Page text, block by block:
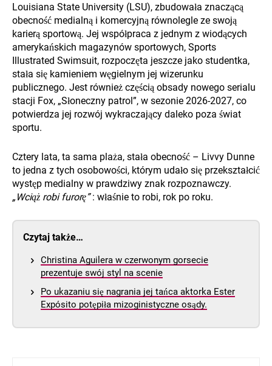
Louisiana State University (LSU), zbudowała znaczącą
obecność medialną i komercyjną równolegle ze swoją
karierą sportową. Jej współpraca z jednym z wiodących
amerykańskich magazynów sportowych, Sports
Illustrated Swimsuit, rozpoczęta jeszcze jako studentka,
stała się kamieniem węgielnym jej wizerunku
publicznego. Jest również częścią obsady nowego serialu
stacji Fox, „Słoneczny patrol”, w sezonie 2026-2027, co
potwierdza jej rozwój wykraczający daleko poza świat
sportu.
Cztery lata, ta sama plaża, stała obecność – Livvy Dunne
to jedna z tych osobowości, którym udało się przekształcić
występ medialny w prawdziwy znak rozpoznawczy.
„Wciąż robi furorę”: właśnie to robi, rok po roku.
Czytaj także…
Christina Aguilera w czerwonym gorsecie
prezentuje swój styl na scenie
Po ukazaniu się nagrania jej tańca aktorka Ester
Expósito potępiła mizoginistyczne osądy.